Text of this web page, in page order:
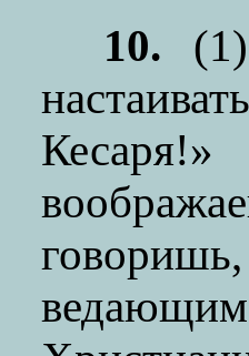
10.